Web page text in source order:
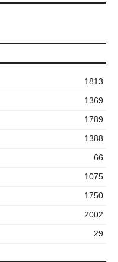
1813
1369
1789
1388
66
1075
1750
2002
29